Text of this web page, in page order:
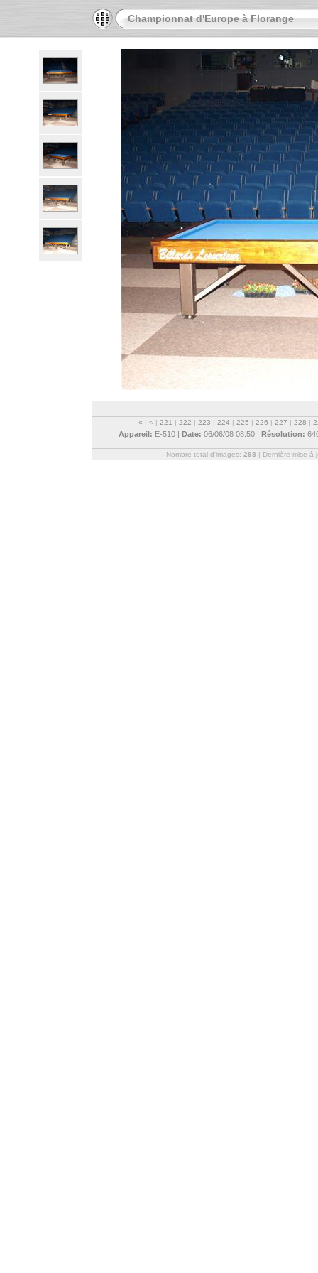
Championnat d'Europe à Florange
« | < | 221 | 222 | 223 | 224 | 225 | 226 | 227 | 228 |
Appareil: E-510 | Date: 06/06/08 08:50 | Résolution:
Nombre total d'images: 298 | Dernière mise à